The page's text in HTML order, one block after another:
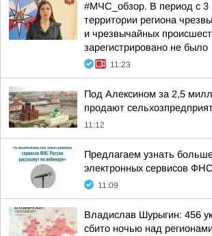
#МЧС_обзор. В период с 3
территории региона
и чрезвычайных
зарегистрировано не было
11:23
Под Алексином за 2,5
продают
11:12
Предлагаем узнать
электронных сервисов
11:09
Владислав Шурыгин: 456
сбито ночью над